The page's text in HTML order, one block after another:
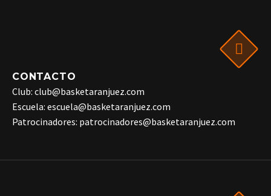
CONTACTO
Club: club@basketaranjuez.com
Escuela: escuela@basketaranjuez.com
Patrocinadores: patrocinadores@basketaranjuez.com